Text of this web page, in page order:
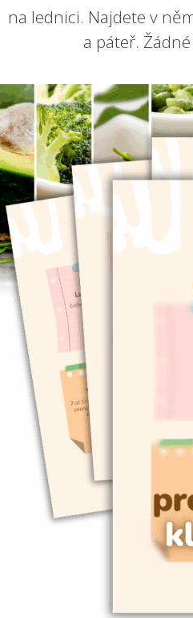
na lednici. Najdete v
a páteř.